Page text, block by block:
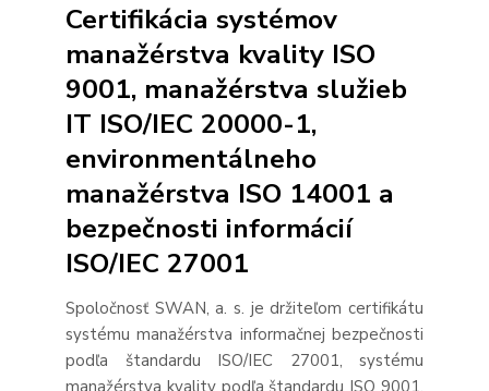
Certifikácia systémov
manažérstva kvality ISO
9001, manažérstva služieb
IT ISO/IEC 20000-1,
environmentálneho
manažérstva ISO 14001 a
bezpečnosti informácií
ISO/IEC 27001
Spoločnosť SWAN, a. s. je držiteľom certifikátu
systému manažérstva informačnej bezpečnosti
podľa štandardu ISO/IEC 27001, systému
manažérstva kvality podľa štandardu ISO 9001,